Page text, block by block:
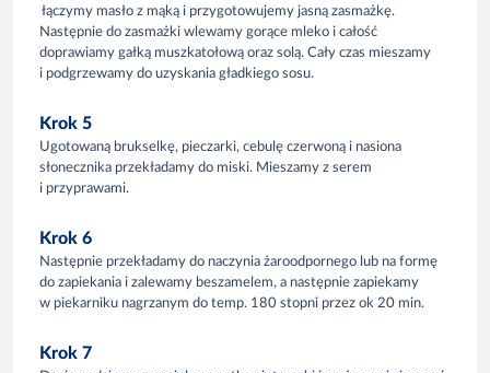
łączymy masło z mąką i przygotowujemy jasną zasmażkę.
Następnie do zasmażki wlewamy gorące mleko i całość
doprawiamy gałką muszkatołową oraz solą. Cały czas mieszamy
i podgrzewamy do uzyskania gładkiego sosu.
Krok 5
Ugotowaną brukselkę, pieczarki, cebulę czerwoną i nasiona
słonecznika przekładamy do miski. Mieszamy z serem
i przyprawami.
Krok 6
Następnie przekładamy do naczynia żaroodpornego lub na formę
do zapiekania i zalewamy beszamelem, a następnie zapiekamy
w piekarniku nagrzanym do temp. 180 stopni przez ok 20 min.
Krok 7